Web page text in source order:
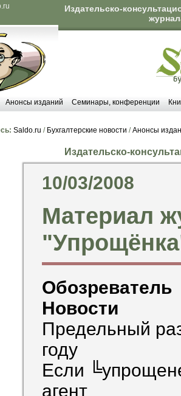
Издательско-
Анонсы изданий Семинары, конференции
Saldo.ru / Бухгалтерские новости /Анонсы
Издательско-
10/03/2008
Материал
Обозреватель
Новости
Предельный
году
Если
агент